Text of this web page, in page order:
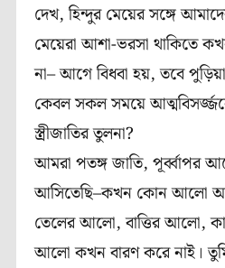
দেখ, হিন্দুর মেয়ের সঙ্গে
মেয়েরা আশা-ভরসা থাকিতে
না– আগে বিধবা হয়, তবে
কেবল সকল সময়ে
স্ত্রীজাতির তুলনা?
আমরা পতঙ্গ জাতি, পূর্ব্বাপর
আসিতেছি–কখন কোন আলো
তেলের আলো, বাত্তির আলো,
আলো কখন বারণ করে নাই।